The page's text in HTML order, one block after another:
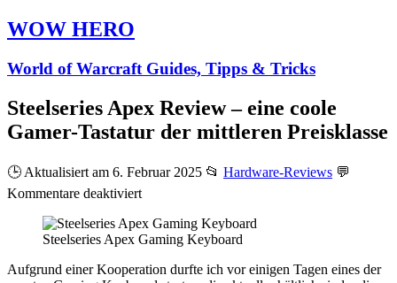
WOW HERO
World of Warcraft Guides, Tipps & Tricks
Steelseries Apex Review – eine coole
Gamer-Tastatur der mittleren Preisklasse
🕒 Aktualisiert am 6. Februar 2025 📂 Hardware-Reviews 💬
Kommentare deaktiviertfür
Apex
Review
eine
Steelseries Apex Gaming Keyboard
Aufgrund einer Kooperation durfte ich vor einigen Tagen eines der